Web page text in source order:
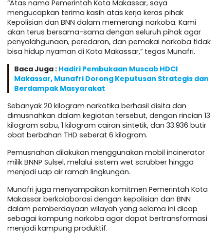
“Atas nama Pemerintah Kota Makassar, saya
mengucapkan terima kasih atas kerja keras pihak
Kepolisian dan BNN dalam memerangi narkoba. Kami
akan terus bersama-sama dengan seluruh pihak agar
penyalahgunaan, peredaran, dan pemakai narkoba tidak
bisa hidup nyaman di Kota Makassar,” tegas Munafri.
Baca Juga : Hadiri Pembukaan Muscab HDCI
Makassar, Munafri Dorong Keputusan Strategis dan
Berdampak Masyarakat
Sebanyak 20 kilogram narkotika berhasil disita dan
dimusnahkan dalam kegiatan tersebut, dengan rincian 13
kilogram sabu, 1 kilogram cairan sintetik, dan 33.936 butir
obat berbahan THD seberat 6 kilogram.
Pemusnahan dilakukan menggunakan mobil incinerator
milik BNNP Sulsel, melalui sistem wet scrubber hingga
menjadi uap air ramah lingkungan.
Munafri juga menyampaikan komitmen Pemerintah Kota
Makassar berkolaborasi dengan kepolisian dan BNN
dalam pemberdayaan wilayah yang selama ini dicap
sebagai kampung narkoba agar dapat bertransformasi
menjadi kampung produktif.